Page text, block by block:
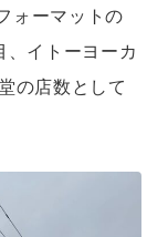
ァイナンス修士
ォーマットの
、イトーヨーカ
の店数として